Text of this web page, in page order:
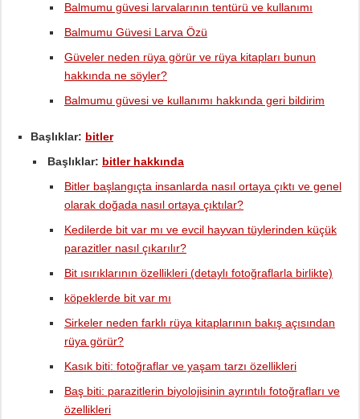
Balmumu güvesi larvalarının tentürü ve kullanımı
Balmumu Güvesi Larva Özü
Güveler neden rüya görür ve rüya kitapları bunun
hakkında ne söyler?
Balmumu güvesi ve kullanımı hakkında geri bildirim
Başlıklar: bitler
Başlıklar: bitler hakkında
Bitler başlangıçta insanlarda nasıl ortaya çıktı ve genel
olarak doğada nasıl ortaya çıktılar?
Kedilerde bit var mı ve evcil hayvan tüylerinden küçük
parazitler nasıl çıkarılır?
Bit ısırıklarının özellikleri (detaylı fotoğraflarla birlikte)
köpeklerde bit var mı
Sirkeler neden farklı rüya kitaplarının bakış açısından
rüya görür?
Kasık biti: fotoğraflar ve yaşam tarzı özellikleri
Baş biti: parazitlerin biyolojisinin ayrıntılı fotoğrafları ve
özellikleri